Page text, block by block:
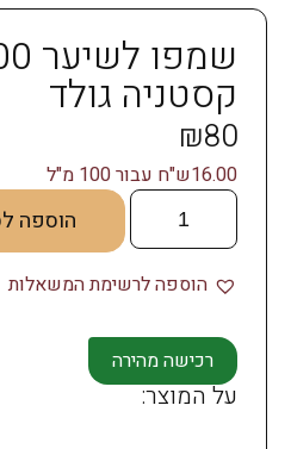
קסטניה גולד
₪80
16.00ש"ח עבור 100 מ"ל
הוספה
הוספה לרשימת המשאלות
רכישה מהירה
על המוצר: